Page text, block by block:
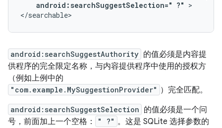
android:searchSuggestSelection=" ?" >
</searchable>
android:searchSuggestAuthority 的值必须是内容提
供程序的完全限定名称，与内容提供程序中使用的授权方
（例如上例中的
"com.example.MySuggestionProvider" ）完全匹配。
android:searchSuggestSelection 的值必须是一个问
号，前面加上一个空格：
" ?" 。这是 SQLite 选择参数的